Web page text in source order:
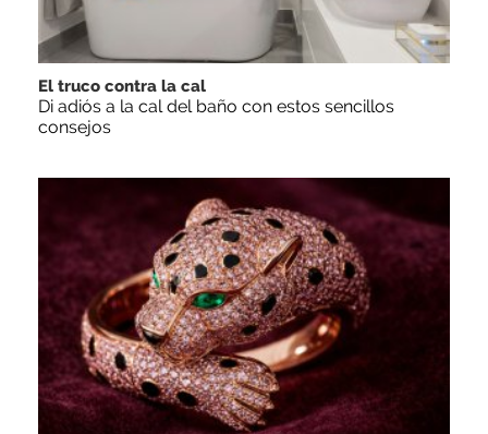
El truco contra la cal
Di adiós a la cal del baño con estos sencillos
consejos